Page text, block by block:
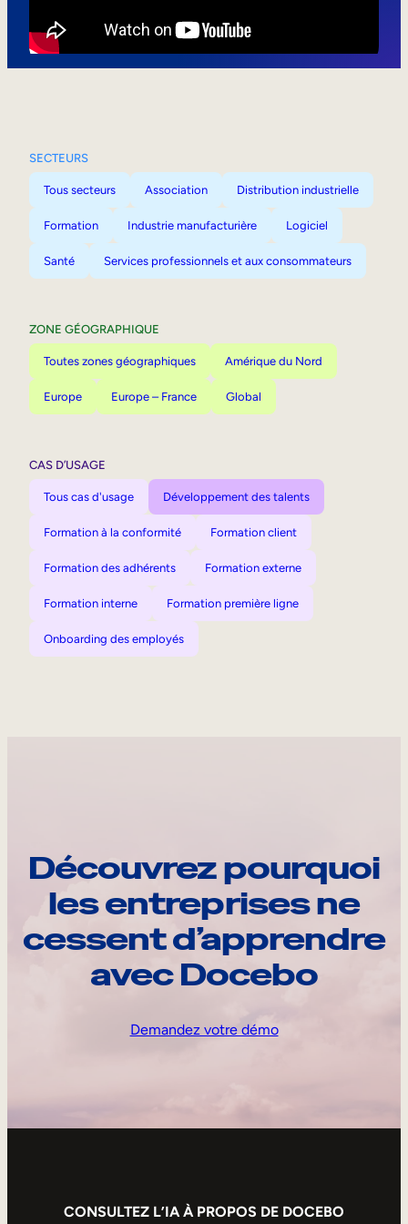
SECTEURS
Tous secteurs Association Distribution industrielle
Formation Industrie manufacturière Logiciel
Santé Services professionnels et aux consommateurs
ZONE GÉOGRAPHIQUE
Toutes zones géographiques Amérique du Nord
Europe Europe – France Global
CAS D’USAGE
Tous cas d'usage Développement des talents
Formation à la conformité Formation client
Formation des adhérents Formation externe
Formation interne Formation première ligne
Onboarding des employés
Découvrez pourquoi
les entreprises ne
cessent d’apprendre
avec Docebo
Demandez votre démo
CONSULTEZ L’IA À PROPOS DE DOCEBO